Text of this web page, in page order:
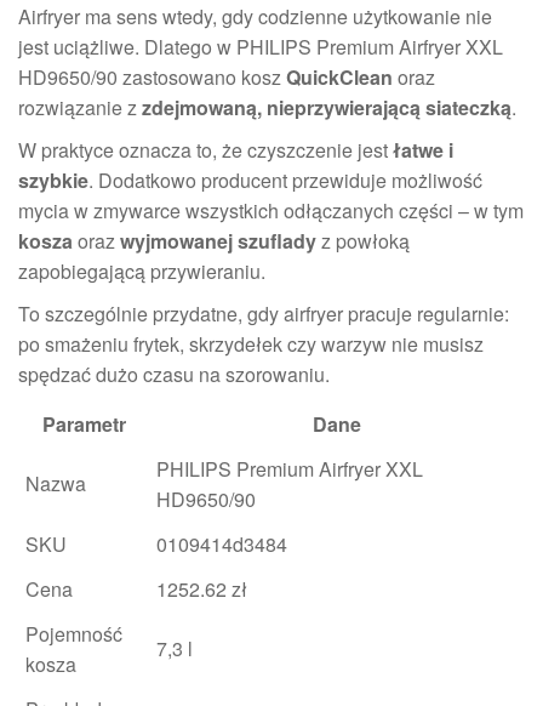
Airfryer ma sens wtedy, gdy codzienne użytkowanie nie
jest uciążliwe. Dlatego w PHILIPS Premium Airfryer XXL
HD9650/90 zastosowano koszQuickClean oraz
rozwiązanie zzdejmowaną, nieprzywierającą siateczką.
W praktyce oznacza to, że czyszczenie jestłatwe i
szybkie. Dodatkowo producent przewiduje możliwość
mycia w zmywarce wszystkich odłączanych części – w tym
koszaorazwyjmowanej szufladyz powłoką
zapobiegającą przywieraniu.
To szczególnie przydatne, gdy airfryer pracuje regularnie:
po smażeniu frytek, skrzydełek czy warzyw nie musisz
spędzać dużo czasu na szorowaniu.
Parametr
Dane
Nazwa
PHILIPS Premium Airfryer XXL
HD9650/90
SKU
0109414d3484
Cena
1252.62 zł
Pojemność
kosza
7,3 l